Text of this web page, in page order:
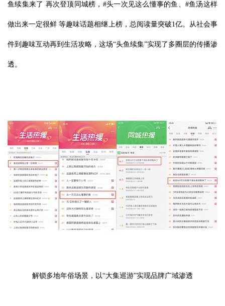
鱼续集来了 再次登顶同城榜，#头一次见这么懂事的鱼、#鱼汤这样
做出来一定很鲜 等趣味话题相继上榜，总阅读量突破1亿。从社会事
件到趣味互动再到生活攻略，这场“头鱼续集”实现了多圈层的传播渗
透。
解锁多地年俗场景，以“大集巡游”实现品牌广域渗透